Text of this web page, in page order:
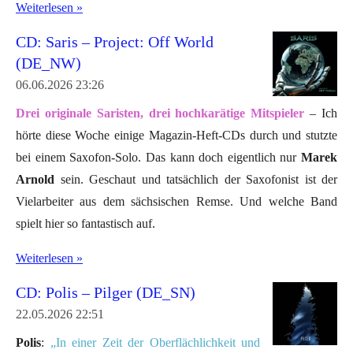
Weiterlesen »
CD: Saris – Project: Off World
(DE_NW)
06.06.2026 23:26
Drei originale Saristen, drei hochkarätige Mitspieler – Ich
hörte diese Woche einige Magazin-Heft-CDs durch und stutzte
bei einem Saxofon-Solo. Das kann doch eigentlich nur Marek
Arnold sein. Geschaut und tatsächlich der Saxofonist ist der
Vielarbeiter aus dem sächsischen Remse. Und welche Band
spielt hier so fantastisch auf.
Weiterlesen »
CD: Polis – Pilger (DE_SN)
22.05.2026 22:51
Polis: „In einer Zeit der Oberflächlichkeit und